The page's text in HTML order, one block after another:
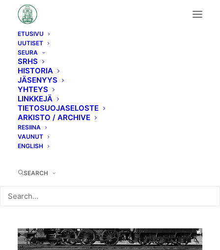
ETUSIVU
UUTISET
SEURA
SRHS
HISTORIA
JÄSENYYS
YHTEYS
LINKKEJÄ
TIETOSUOJASELOSTE
ARKISTO / ARCHIVE
RESIINA
VAUNUT
ENGLISH
SEARCH